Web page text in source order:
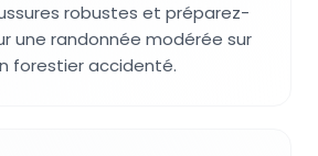
robustes et préparez-
une randonnée modérée sur
forestier accidenté.